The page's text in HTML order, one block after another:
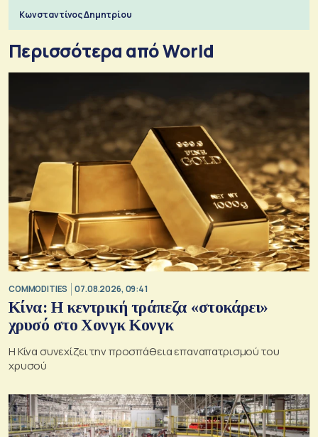
Κωνσταντίνος Δημητρίου
Περισσότερα από World
COMMODITIES 07.08.2026, 09:41
Κίνα: Η κεντρική τράπεζα «στοκάρει»
χρυσό στο Χονγκ Κονγκ
Η Κίνα συνεχίζει την προσπάθεια επαναπατρισμού του
χρυσού